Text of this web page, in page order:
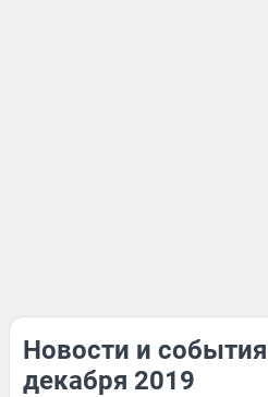
Новости и
декабря 2019